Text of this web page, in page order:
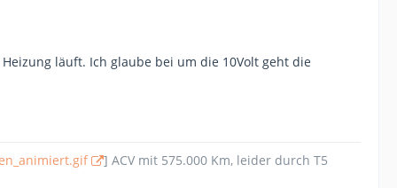
läuft. Ich glaube bei um die 10Volt geht die
] ACV mit 575.000 Km, leider durch T5